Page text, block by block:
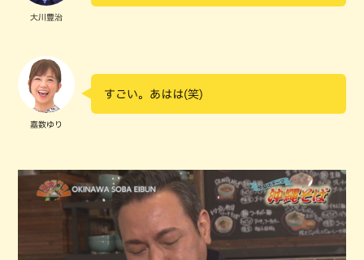
大川豊治
嘉数ゆり
すごい。あはは(笑)